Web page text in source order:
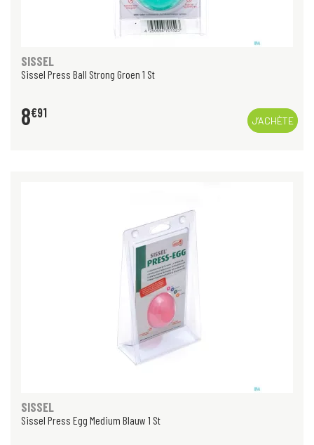
SISSEL
Sissel Press Ball Strong Groen 1 St
8€91
J’ACHÈTE
SISSEL
Sissel Press Egg Medium Blauw 1 St